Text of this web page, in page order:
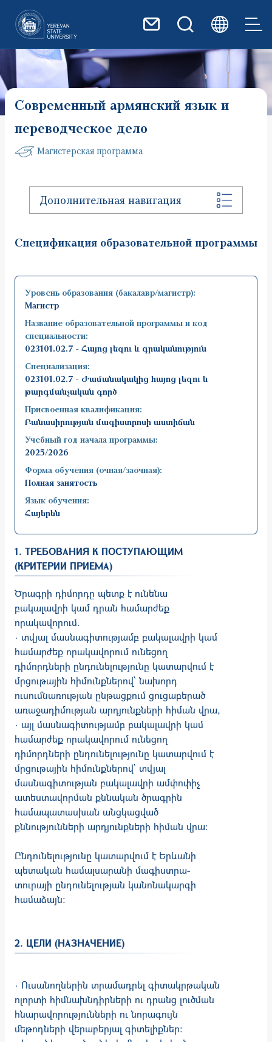
Современный армянский язык и
переводческое дело
Магистерская программа
Дополнительная навигация
Спецификация образовательной программы
Уровень образования (бакалавр/магистр):
Магистр
Название образовательной программы и код
специальности:
023101.02.7 - Հայոց լեզու և գրականություն
Специализация:
023101.02.7 - Ժամանակակից հայոց լեզու և
թարգմանչական գործ
Присвоенная квалификация:
Բանասիրության մագիստրոսի աստիճան
Учебный год начала программы:
2025/2026
Форма обучения (очная/заочная):
Полная занятость
Язык обучения:
Հայերեն
1. ТРЕБОВАНИЯ К ПОСТУПАЮЩИМ
(КРИТЕРИИ ПРИЕМА)
Ծրագրի դիմորդը պետք է ունենա
բակալավրի կամ դրան համարժեք
որակավորում.
· տվյալ մասնագիտությամբ բակալավրի կամ
համարժեք որակավորում ունեցող
դիմորդների ընդունելությունը կատարվում է
մրցութային հիմունքներով՝ նախորդ
ուսումնառության ընթացքում ցուցաբերած
առաջադիմության արդյունքների հիման վրա,
· այլ մասնագիտությամբ բակալավրի կամ
համարժեք որակավորում ունեցող
դիմորդների ընդունելությունը կատարվում է
մրցութային հիմունքներով՝ տվյալ
մասնագիտության բակալավրի ամփոփիչ
ատեստավորման քննական ծրագրին
համապատասխան անցկացված
քննությունների արդյունքների հիման վրա։
Ընդունելությունը կատարվում է Երևանի
պետական համալսարանի մագիստրա­
տուրայի ընդունելության կանոնակարգի
համաձայն։
2. ЦЕЛИ (НАЗНАЧЕНИЕ)
· Ուսանողներին տրամադրել գիտակրթական
ոլորտի հիմնա­խնդիրների ու դրանց լուծման
հնարավորությունների ու նորագույն
մեթոդների վերաբերյալ գիտելիքներ: